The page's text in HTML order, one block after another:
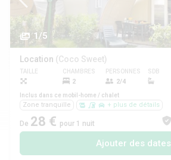
1/5
Location (Coco Sweet)
TAILLE CHAMBRES
2
PERSONNES
2/4
SDB
Inclus dans ce mobil-home / chalet
Zone tranquille + plus de détails
De 28 € pour 1 nuit
Ajouter des dates